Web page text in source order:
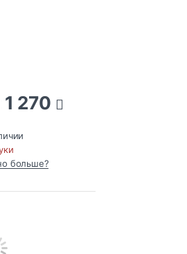
270
больше?